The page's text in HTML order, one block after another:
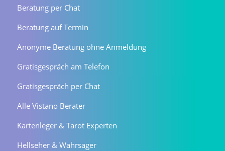
Beratung per Chat
Beratung auf Termin
Anonyme Beratung ohne Anmeldung
Gratisgespräch am Telefon
Gratisgespräch per Chat
Alle Vistano Berater
Kartenleger & Tarot Experten
Hellseher & Wahrsager